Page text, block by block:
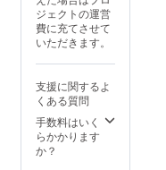
ジェクトの運営
費に充てさせて
いただきます。
支援に関するよ
くある質問
手数料はいく
らかかります
か？